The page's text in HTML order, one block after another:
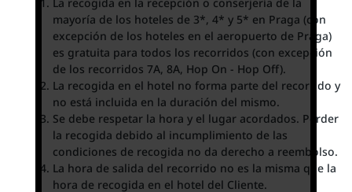
mayoría de los hoteles de 3*, 4* y 5* en Praga (con
excepción de los hoteles en el aeropuerto de Praga)
es gratuita para todos los recorridos (con excepción
de los recorridos 7A, 8A, Hop On - Hop Off).
La recogida en el hotel no forma parte del recorrido y
no está incluida en la duración del mismo.
Se debe respetar la hora y el lugar acordados. Perder
la recogida debido al incumplimiento de las
condiciones de recogida no da derecho a reembolso.
La hora de salida del recorrido no es la misma que la
hora de recogida en el hotel del Cliente.